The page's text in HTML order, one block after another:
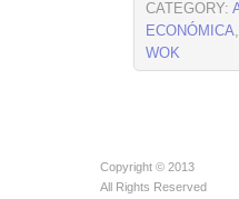
CATEGORY:
ECONÓMICA,
WOK
Copyright © 2013
All Rights Reserved